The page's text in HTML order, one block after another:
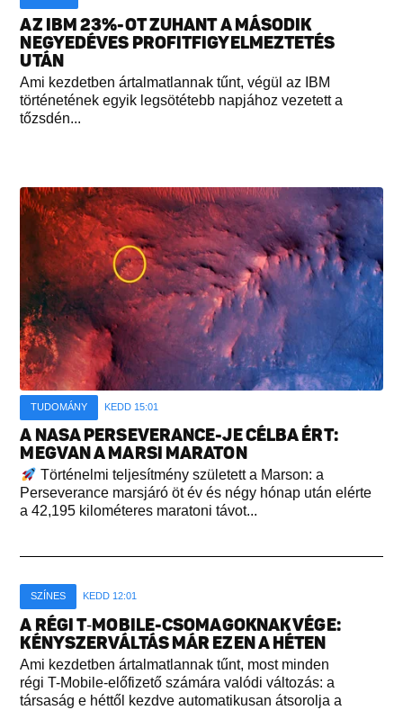
AZ IBM 23%-OT ZUHANT A MÁSODIK
NEGYEDÉVES PROFITFIGYELMEZTETÉS
UTÁN
Ami kezdetben ártalmatlannak tűnt, végül az IBM
történetének egyik legsötétebb napjához vezetett a
tőzsdén...
TUDOMÁNY KEDD 15:01
A NASA PERSEVERANCE-JE CÉLBA ÉRT:
MEGVAN A MARSI MARATON
Történelmi teljesítmény született a Marson: a
Perseverance marsjáró öt év és négy hónap után elérte
a 42,195 kilométeres maratoni távot...
SZÍNES KEDD 12:01
A RÉGI T‑MOBILE-CSOMAGOKNAK VÉGE:
KÉNYSZERVÁLTÁS MÁR EZEN A HÉTEN
Ami kezdetben ártalmatlannak tűnt, most minden
régi T-Mobile-előfizető számára valódi változás: a
társaság e héttől kezdve automatikusan átsorolja a